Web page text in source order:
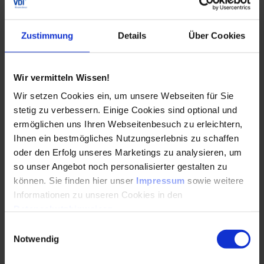
Zustimmung Details Über Cookies
Wir vermitteln Wissen!
Wir setzen Cookies ein, um unsere Webseiten für Sie
stetig zu verbessern. Einige Cookies sind optional und
ermöglichen uns Ihren Webseitenbesuch zu erleichtern,
Ihnen ein bestmögliches Nutzungserlebnis zu schaffen
oder den Erfolg unseres Marketings zu analysieren, um
so unser Angebot noch personalisierter gestalten zu
können. Sie finden hier unser Impressum sowie weitere
Informationen zu unseren Cookies in den
Notwendig
Die Corona-Krise als Führungskraft zu meistern ist
eine absolute Herausforderung.
Verständlicherweise sind Sie selbst verunsichert.
WEITERLESEN
Agile Zusammenarbeit – Modetrend oder
zukunftsweisende Arbeitsform?
28.07.2017
Der Digitale Zwilling in der Realität bei ams
OSRAM. Die Qualitätsanforderungen der Kunden